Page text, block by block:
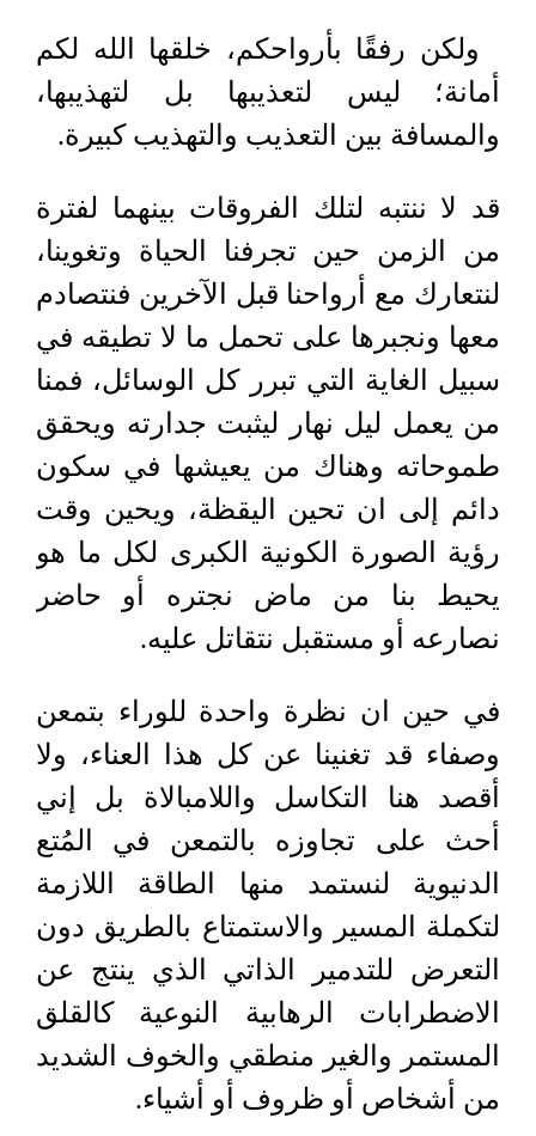
ولكن رفقًا بأرواحكم، خلقها الله لكم
أمانة؛ ليس لتعذيبها بل لتهذيبها،
والمسافة بين التعذيب والتهذيب كبيرة.
قد لا ننتبه لتلك الفروقات بينهما لفترة
من الزمن حين تجرفنا الحياة وتغوينا،
لنتعارك مع أرواحنا قبل الآخرين فنتصادم
معها ونجبرها على تحمل ما لا تطيقه في
سبيل الغاية التي تبرر كل الوسائل، فمنا
من يعمل ليل نهار ليثبت جدارته ويحقق
طموحاته وهناك من يعيشها في سكون
دائم إلى ان تحين اليقظة، ويحين وقت
رؤية الصورة الكونية الكبرى لكل ما هو
يحيط بنا من ماض نجتره أو حاضر
نصارعه أو مستقبل نتقاتل عليه.
في حين ان نظرة واحدة للوراء بتمعن
وصفاء قد تغنينا عن كل هذا العناء، ولا
أقصد هنا التكاسل واللامبالاة بل إني
أحث على تجاوزه بالتمعن في المُتع
الدنيوية لنستمد منها الطاقة اللازمة
لتكملة المسير والاستمتاع بالطريق دون
التعرض للتدمير الذاتي الذي ينتج عن
الاضطرابات الرهابية النوعية كالقلق
المستمر والغير منطقي والخوف الشديد
من أشخاص أو ظروف أو أشياء.